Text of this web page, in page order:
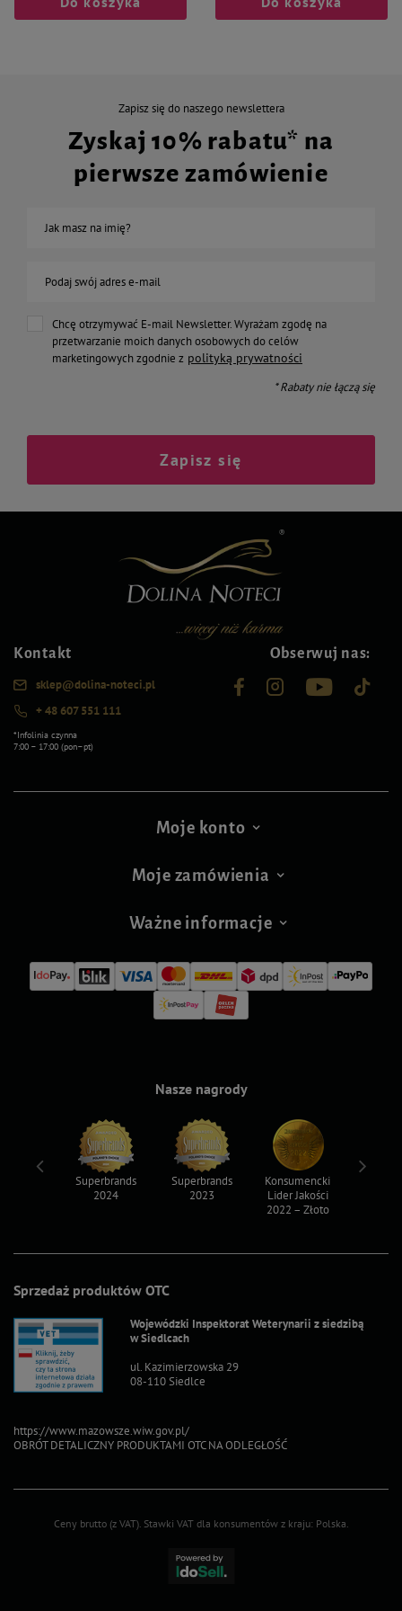
Zapisz się do naszego newslettera
Zyskaj 10% rabatu* na
pierwsze zamówienie
Jak masz na imię?
Podaj swój adres e-mail
Chcę otrzymywać E-mail Newsletter. Wyrażam zgodę na
przetwarzanie moich danych osobowych do celów
marketingowych zgodnie z polityką prywatności
* Rabaty nie łączą się
Zapisz się
Kontakt
sklep@dolina-noteci.pl
+ 48 607 551 111
*Infolinia czynna
7:00 – 17:00 (pon–pt)
Obserwuj nas:
Moje konto
Moje zamówienia
Ważne informacje
Sprzedaż produktów OTC
Wojewódzki Inspektorat Weterynarii z siedzibą
w Siedlcach
ul. Kazimierzowska 29
08-110 Siedlce
https://www.mazowsze.wiw.gov.pl/
OBRÓT DETALICZNY PRODUKTAMI OTC NA ODLEGŁOŚĆ
Nasze nagrody
Superbrands
2024
Superbrands
2023
Konsumencki
Lider Jakości
2022 – Złoto
Ceny brutto (z VAT). Stawki VAT dla konsumentów z kraju: Polska